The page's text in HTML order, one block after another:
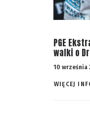
PGE
walki o
10 września
WIĘCEJ